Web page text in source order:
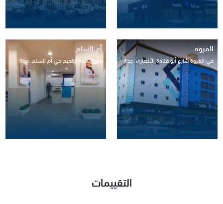
المروة
حي المروة شارع أبو قتادة الأنصاري, جدة
أم السلم
طريق مكة القديم حي أم السلم, جدة
التقييمات